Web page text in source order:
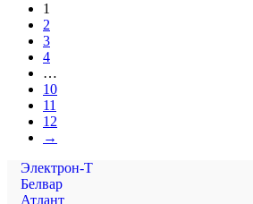
1
2
3
4
…
10
11
12
→
Электрон-Т
Белвар
Атлант